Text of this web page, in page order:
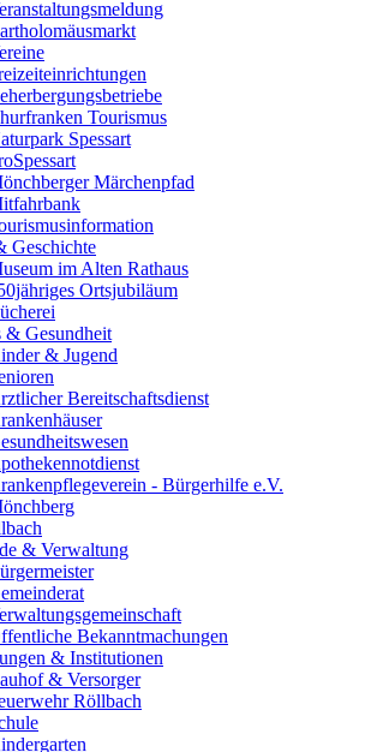
Tourismus
Spessart
Märchenpfad
Geschichte
im Alten Rathaus
Ortsjubiläum
& Gesundheit
& Jugend
Bereitschaftsdienst
- Bürgerhilfe e.V.
& Verwaltung
Bekanntmachungen
& Institutionen
& Versorger
Röllbach